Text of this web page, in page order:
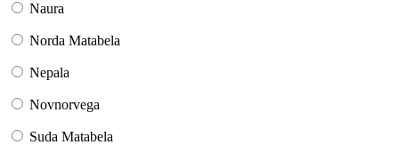
Naura
Norda Matabela
Nepala
Novnorvega
Suda Matabela